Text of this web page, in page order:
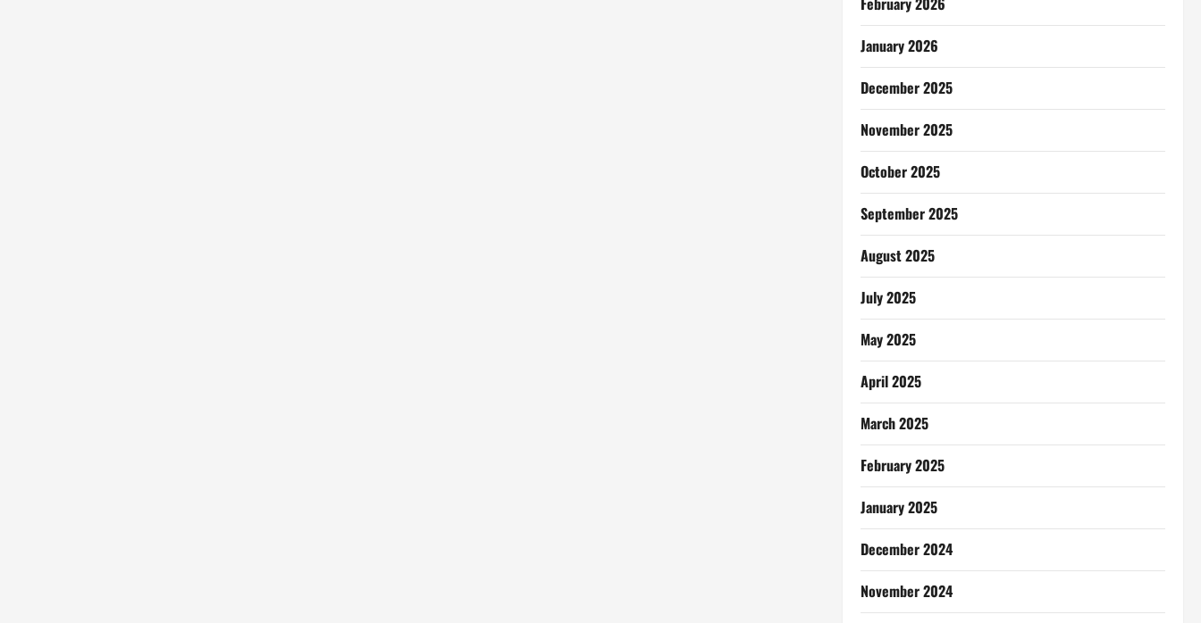
January 2026
December 2025
November 2025
October 2025
September 2025
August 2025
July 2025
May 2025
April 2025
March 2025
February 2025
January 2025
December 2024
November 2024